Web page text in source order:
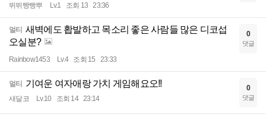
뛰뛰빵빵뿌 Lv.1 조회 13 23:36
멀티 새벽에도 홥발하고 목소리 좋은 사람들 많은 디코섭
오실분?
Rainbow1453 Lv.4 조회 15 23:33
0
댓글
멀티 기여운 여자애랑 가치 게임해요오!!
새달코 Lv.10 조회 14 23:14
0
댓글